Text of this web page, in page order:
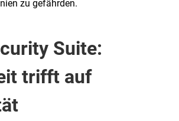
zu gefährden.
Suite:
trifft auf